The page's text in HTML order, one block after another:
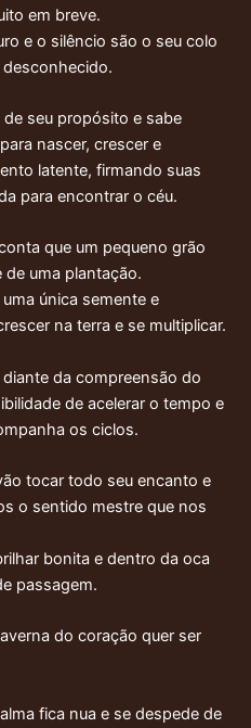
em breve.
e o silêncio são o seu colo
seu propósito e sabe
nascer, crescer e
latente, firmando suas
para encontrar o céu.
que um pequeno grão
de uma plantação.
única semente e
na terra e se multiplicar.
da compreensão do
de acelerar o tempo e
os ciclos.
tocar todo seu encanto e
o sentido mestre que nos
bonita e dentro da oca
passagem.
do coração quer ser
fica nua e se despede de